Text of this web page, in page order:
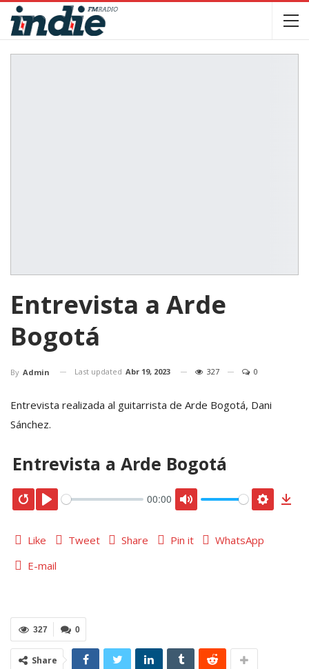
Entrevista a Arde
Bogotá
By Admin Last updated Abr 19, 2023 327 0
Entrevista realizada al guitarrista de Arde Bogotá, Dani
Sánchez.
Entrevista a Arde Bogotá
00:00
Like Tweet Share Pin it
WhatsApp
E-mail
0
327
Share